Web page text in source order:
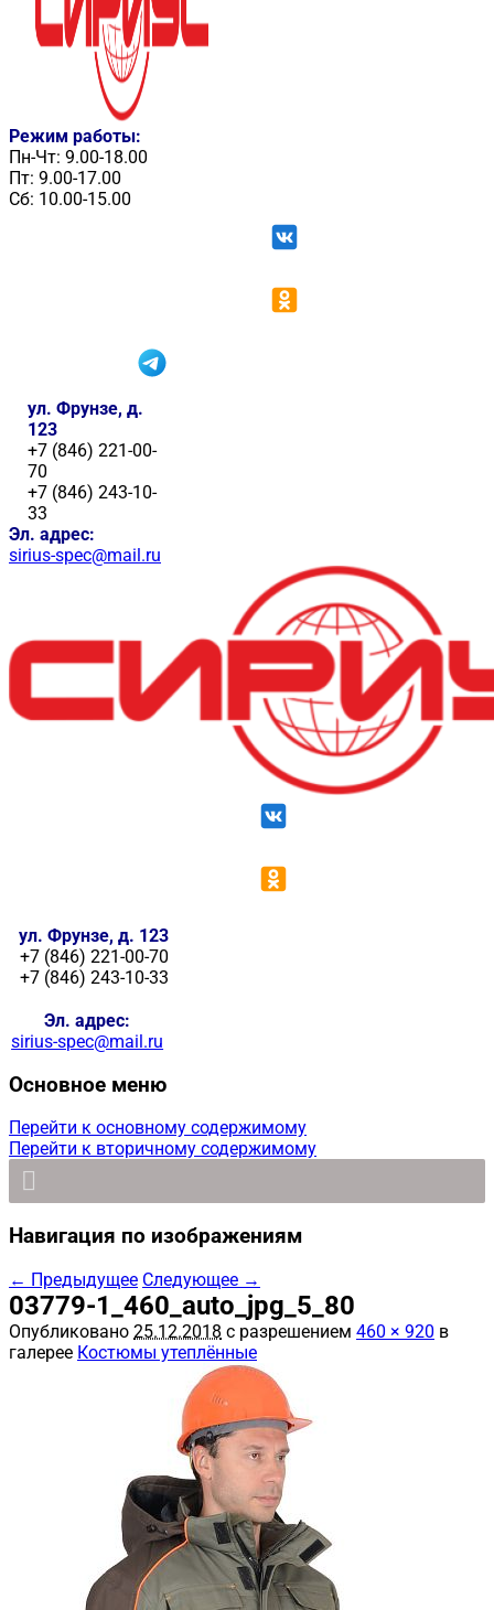
Режим работы:
Пн-Чт: 9.00-18.00
Пт: 9.00-17.00
Сб: 10.00-15.00
ул. Фрунзе, д.
123
+7 (846) 221-00-
70
+7 (846) 243-10-
33
Эл. адрес:
sirius-spec@mail.ru
ул. Фрунзе, д. 123
+7 (846) 221-00-70
+7 (846) 243-10-33
Эл. адрес:
sirius-spec@mail.ru
Основное меню
Перейти к основному содержимому
Перейти к вторичному содержимому
Навигация по изображениям
← Предыдущее Следующее →
03779-1_460_auto_jpg_5_80
Опубликовано 25.12.2018 с разрешением 460 × 920 в
галерее Костюмы утеплённые